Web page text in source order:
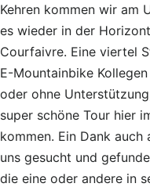
Kehren kommen wir am
es wieder in der
Courfaivre. Eine viertel
E-Mountainbike
oder ohne
super schöne Tour hier
kommen. Ein Dank
uns gesucht und
die eine oder andere in